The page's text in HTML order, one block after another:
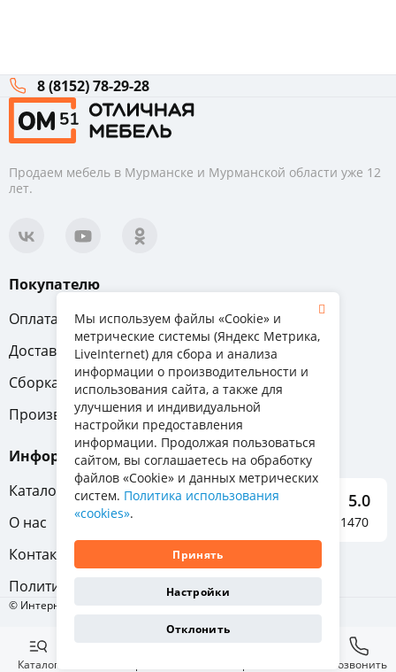
8 (8152) 78-29-28
Продаем мебель в Мурманске и Мурманской области уже 12
лет.
Покупателю
Оплата
Вопрос-ответ
Доставка
Обмен и возврат
Сборка
Гарантия
Производители
Информация
Каталог мебели
О нас
Контакты
Политика конфиденциальности
5.0
Отзывы о нас 1470
© Интернет-магазин «Отличная мебель», 2011-2026
Каталог Позвонить
Мы используем файлы «Cookie» и
метрические системы (Яндекс Метрика,
LiveInternet) для сбора и анализа
информации о производительности и
использования сайта, а также для
улучшения и индивидуальной
настройки предоставления
информации. Продолжая пользоваться
сайтом, вы соглашаетесь на обработку
файлов «Cookie» и данных метрических
систем. Политика использования
«cookies».
Принять
Настройки
Отклонить